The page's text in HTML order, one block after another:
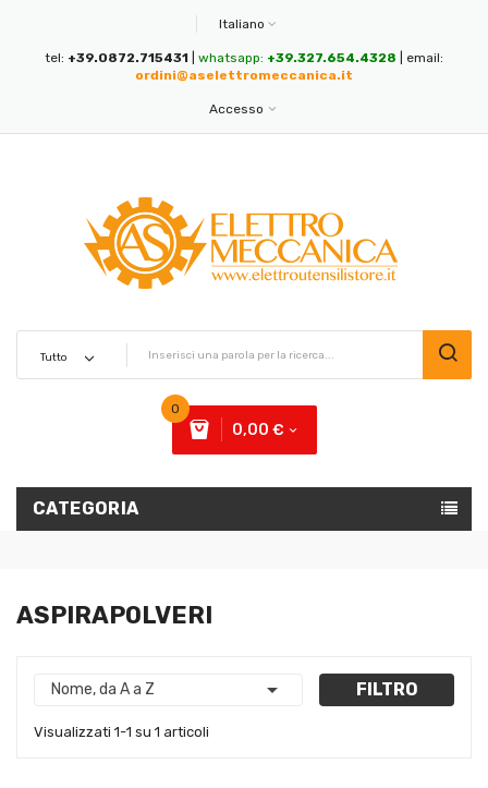
Italiano
tel: +39.0872.715431 whatsapp: +39.327.654.4328 | email:
ordini@aselettromeccanica.it
Accesso
0
0,00 €
CATEGORIA
ASPIRAPOLVERI
Nome, da A a Z  FILTRO
Visualizzati 1-1 su 1 articoli